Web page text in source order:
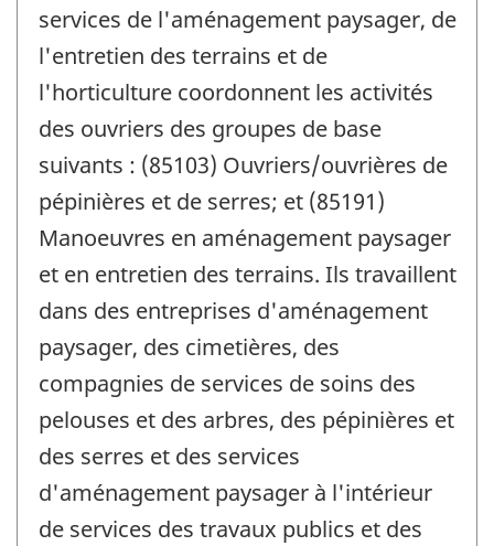
services de l'aménagement paysager, de
l'entretien des terrains et de
l'horticulture coordonnent les activités
des ouvriers des groupes de base
suivants : (85103) Ouvriers/ouvrières de
pépinières et de serres; et (85191)
Manoeuvres en aménagement paysager
et en entretien des terrains. Ils travaillent
dans des entreprises d'aménagement
paysager, des cimetières, des
compagnies de services de soins des
pelouses et des arbres, des pépinières et
des serres et des services
d'aménagement paysager à l'intérieur
de services des travaux publics et des